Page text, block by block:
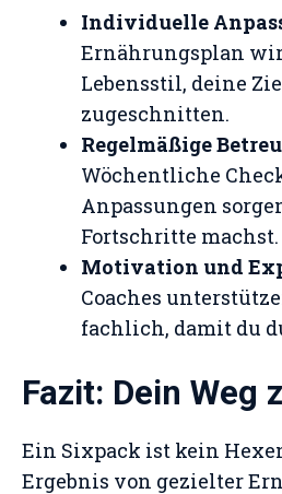
Individuelle
Ernährungsplan
Lebensstil, deine
zugeschnitten.
Regelmäßige
Wöchentliche
Anpassungen
Fortschritte machst.
Motivation und
Coaches
fachlich, damit du
Fazit: Dein Weg
Ein Sixpack ist kein
Ergebnis von gezielter